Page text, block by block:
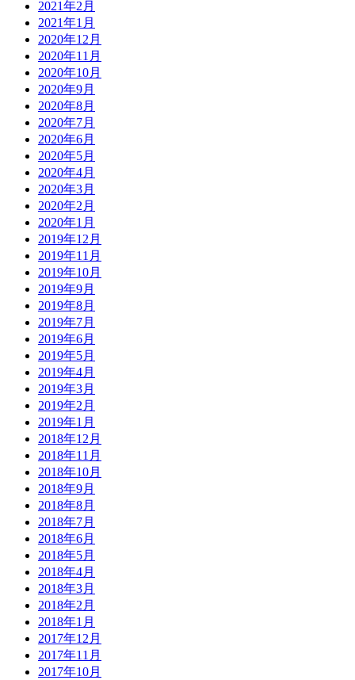
2021年2月
2021年1月
2020年12月
2020年11月
2020年10月
2020年9月
2020年8月
2020年7月
2020年6月
2020年5月
2020年4月
2020年3月
2020年2月
2020年1月
2019年12月
2019年11月
2019年10月
2019年9月
2019年8月
2019年7月
2019年6月
2019年5月
2019年4月
2019年3月
2019年2月
2019年1月
2018年12月
2018年11月
2018年10月
2018年9月
2018年8月
2018年7月
2018年6月
2018年5月
2018年4月
2018年3月
2018年2月
2018年1月
2017年12月
2017年11月
2017年10月